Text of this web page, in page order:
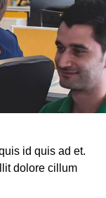
id quis ad et.
dolore cillum